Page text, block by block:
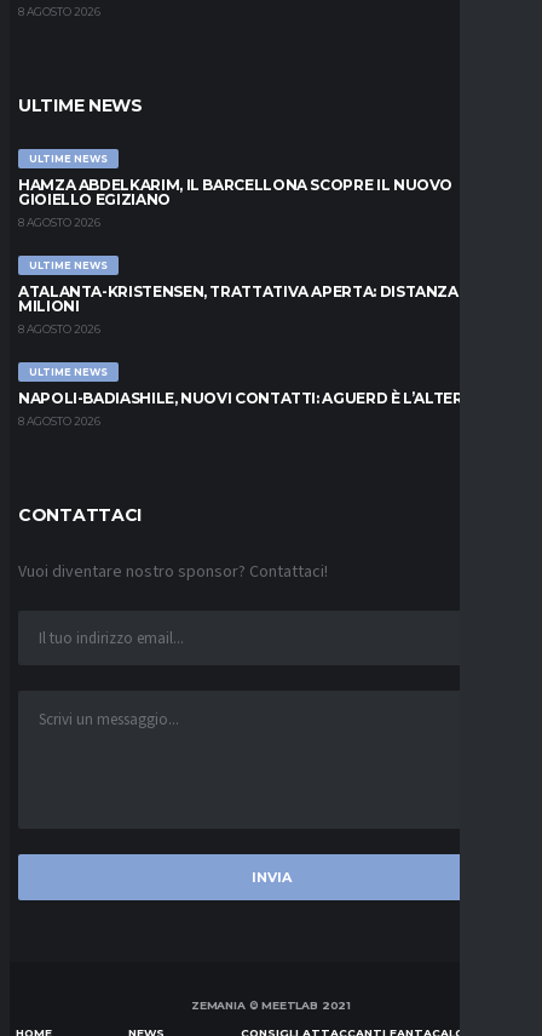
8 AGOSTO 2026
ULTIME NEWS
ULTIME NEWS
HAMZA ABDELKARIM, IL BARCELLONA SCOPRE IL NUOVO
GIOIELLO EGIZIANO
8 AGOSTO 2026
ULTIME NEWS
ATALANTA-KRISTENSEN, TRATTATIVA APERTA: DISTANZA DI 5
MILIONI
8 AGOSTO 2026
ULTIME NEWS
NAPOLI-BADIASHILE, NUOVI CONTATTI: AGUERD È L’ALTERNATIVA
8 AGOSTO 2026
CONTATTACI
Vuoi diventare nostro sponsor? Contattaci!
ZEMANIA © MEETLAB 2021
HOME NEWS CONSIGLI ATTACCANTI FANTACALCIO SERIE A